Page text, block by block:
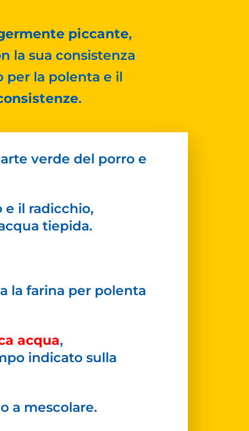
piccante,
la sua consistenza
per la polenta e il
.
verde del porro e
il radicchio,
tiepida.
la farina per polenta
acqua,
indicato sulla
a mescolare.